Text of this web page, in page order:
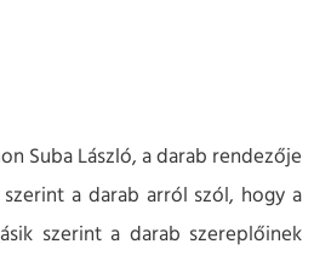
Suba László, a darab rendezője
a darab arról szól, hogy a
szerint a darab szereplőinek